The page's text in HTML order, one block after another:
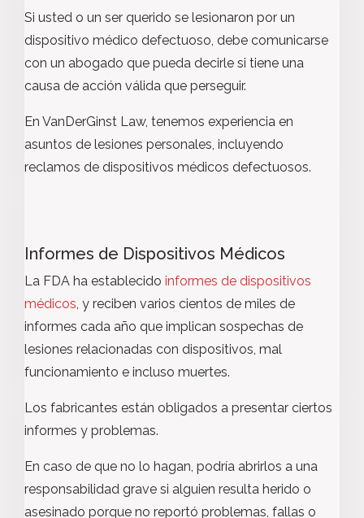
Si usted o un ser querido se lesionaron por un
dispositivo médico defectuoso, debe comunicarse
con un abogado que pueda decirle si tiene una
causa de acción válida que perseguir.
En VanDerGinst Law, tenemos experiencia en
asuntos de lesiones personales, incluyendo
reclamos de dispositivos médicos defectuosos.
Informes de Dispositivos Médicos
La FDA ha establecido informes de dispositivos
médicos, y reciben varios cientos de miles de
informes cada año que implican sospechas de
lesiones relacionadas con dispositivos, mal
funcionamiento e incluso muertes.
Los fabricantes están obligados a presentar ciertos
informes y problemas.
En caso de que no lo hagan, podría abrirlos a una
responsabilidad grave si alguien resulta herido o
asesinado porque no reportó problemas, fallas o